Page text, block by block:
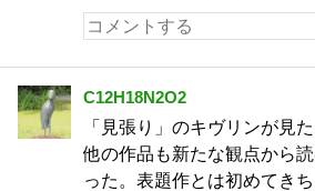
C12H18N2O2
「見張り」のキヴリンが見
他の作品も新たな観点から
った。表題作とは初めてき